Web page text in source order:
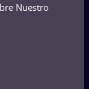
Nuestro